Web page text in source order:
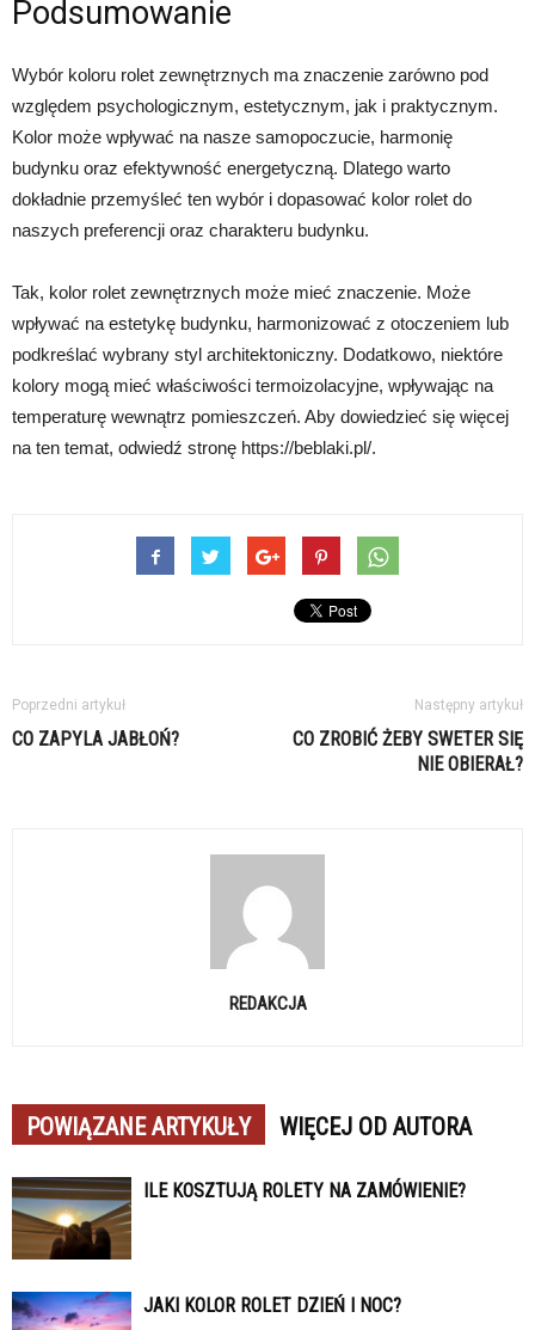
Podsumowanie
Wybór koloru rolet zewnętrznych ma znaczenie zarówno pod
względem psychologicznym, estetycznym, jak i praktycznym.
Kolor może wpływać na nasze samopoczucie, harmonię
budynku oraz efektywność energetyczną. Dlatego warto
dokładnie przemyśleć ten wybór i dopasować kolor rolet do
naszych preferencji oraz charakteru budynku.
Tak, kolor rolet zewnętrznych może mieć znaczenie. Może
wpływać na estetykę budynku, harmonizować z otoczeniem lub
podkreślać wybrany styl architektoniczny. Dodatkowo, niektóre
kolory mogą mieć właściwości termoizolacyjne, wpływając na
temperaturę wewnątrz pomieszczeń. Aby dowiedzieć się więcej
na ten temat, odwiedź stronę https://beblaki.pl/.
Poprzedni artykuł
CO ZAPYLA JABŁOŃ?
Następny artykuł
CO ZROBIĆ ŻEBY SWETER SIĘ
NIE OBIERAŁ?
REDAKCJA
POWIĄZANE ARTYKUŁY WIĘCEJ OD AUTORA
ILE KOSZTUJĄ ROLETY NA ZAMÓWIENIE?
JAKI KOLOR ROLET DZIEŃ I NOC?